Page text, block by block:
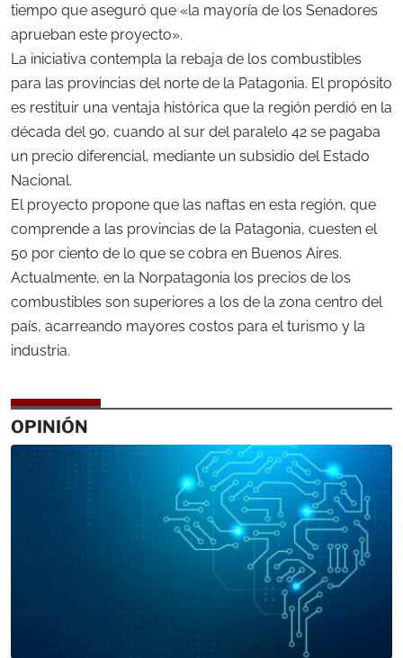
tiempo que aseguró que «la mayoría de los Senadores
aprueban este proyecto».
La iniciativa contempla la rebaja de los combustibles
para las provincias del norte de la Patagonia. El propósito
es restituir una ventaja histórica que la región perdió en la
década del 90, cuando al sur del paralelo 42 se pagaba
un precio diferencial, mediante un subsidio del Estado
Nacional.
El proyecto propone que las naftas en esta región, que
comprende a las provincias de la Patagonia, cuesten el
50 por ciento de lo que se cobra en Buenos Aires.
Actualmente, en la Norpatagonia los precios de los
combustibles son superiores a los de la zona centro del
país, acarreando mayores costos para el turismo y la
industria.
OPINIÓN